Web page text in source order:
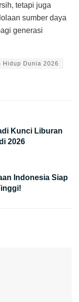
tetapi juga
sumber daya
generasi
Hidup Dunia 2026
Kunci Liburan
2026
Indonesia Siap